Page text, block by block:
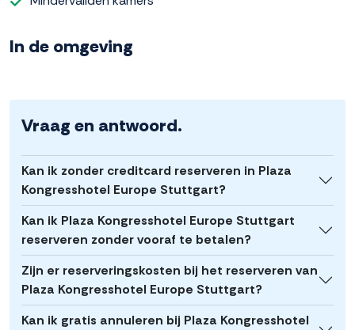
In de omgeving
Vraag en antwoord.
Kan ik zonder creditcard reserveren in Plaza
Kongresshotel Europe Stuttgart?
Kan ik Plaza Kongresshotel Europe Stuttgart
reserveren zonder vooraf te betalen?
Zijn er reserveringskosten bij het reserveren van
Plaza Kongresshotel Europe Stuttgart?
Kan ik gratis annuleren bij Plaza Kongresshotel